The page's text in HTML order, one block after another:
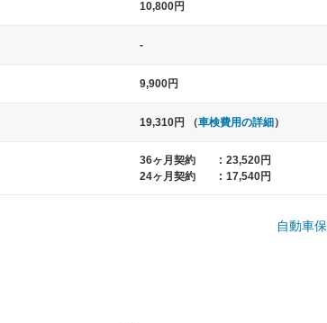
ノア、セレナ、プリウス、カローラ、ステ
クラウン、
ハイエース
10,800円
-
9,900円
19,310円 （車検費用の詳細 ）
36ヶ月契約 : 23,520円
24ヶ月契約
: 17,540円
自動車